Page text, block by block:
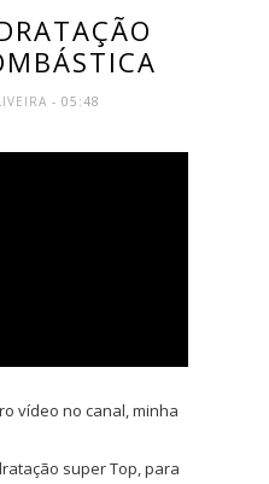
- 05:48
vídeo no canal, minha
super Top, para